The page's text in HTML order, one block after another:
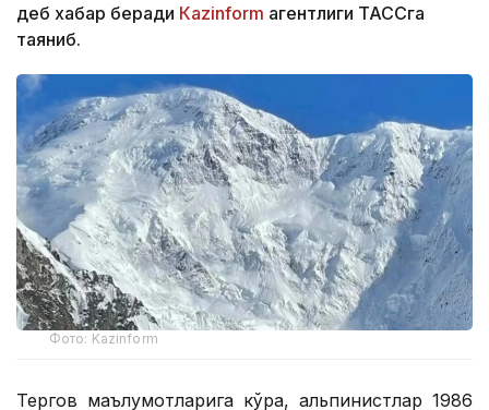
деб хабар беради Кazinform агентлиги ТАССга
таяниб.
Фото: Kazinform
Тергов маълумотларига кўра, альпинистлар 1986